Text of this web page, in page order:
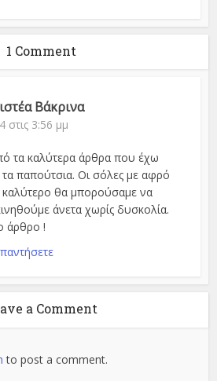
1 Comment
Βάκρινα
στις 3:56 μμ
τα καλύτερα άρθρα που έχω
τα παπούτσια. Οι σόλες με αφρό
καλύτερο θα μπορούσαμε να
άνετα χωρίς δυσκολία.
άρθρο !
a Comment
to post a comment.